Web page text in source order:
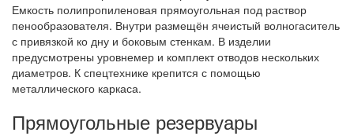
Емкость полипропиленовая прямоугольная под раствор
пенообразователя. Внутри размещён ячеистый волногаситель
с привязкой ко дну и боковым стенкам. В изделии
предусмотрены уровнемер и комплект отводов нескольких
диаметров. К спецтехнике крепится с помощью
металлического каркаса.
Прямоугольные резервуары